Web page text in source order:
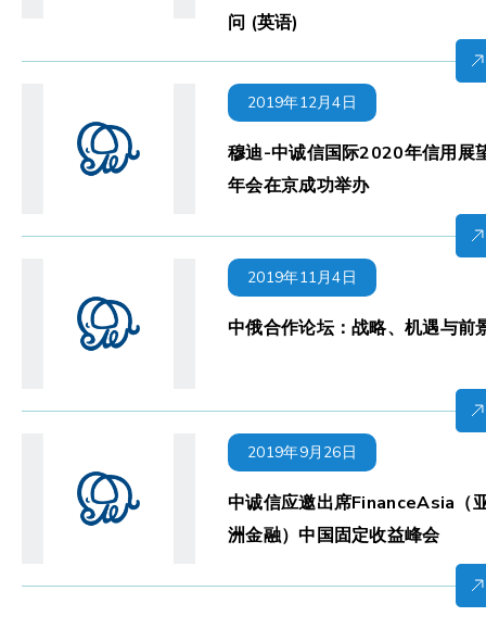
问 (英语)
2019年12月4日
穆迪-中诚信国际2020年信用展
年会在京成功举办
2019年11月4日
中俄合作论坛：战略、机遇与前
2019年9月26日
中诚信应邀出席FinanceAsia（
洲金融）中国固定收益峰会